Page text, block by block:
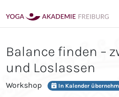
Balance finden –
und Loslassen
Workshop In Kalender